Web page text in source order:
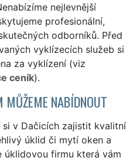
nejlevnější
profesionální,
odborníků. Před
vyklízecích služeb si
za vyklízení (viz
ceník).
MŮŽEME NABÍDNOUT
si v Dačicích zajistit kvalitní
úklid či mytí oken a
úklidovou firmu která vám